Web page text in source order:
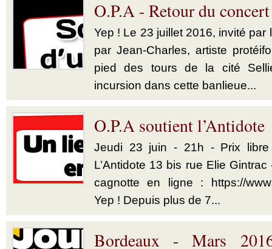
O.P.A - Retour du
Yep ! Le 23 juillet 2016, invité par
par Jean-Charles, artiste
pied des tours de la cité
incursion dans cette banlieue...
O.P.A soutient l’Antidote
Jeudi 23 juin - 21h - Prix
L’Antidote 13 bis rue Elie
cagnotte en ligne : https://
Yep ! Depuis plus de 7...
Bordeaux - Mars